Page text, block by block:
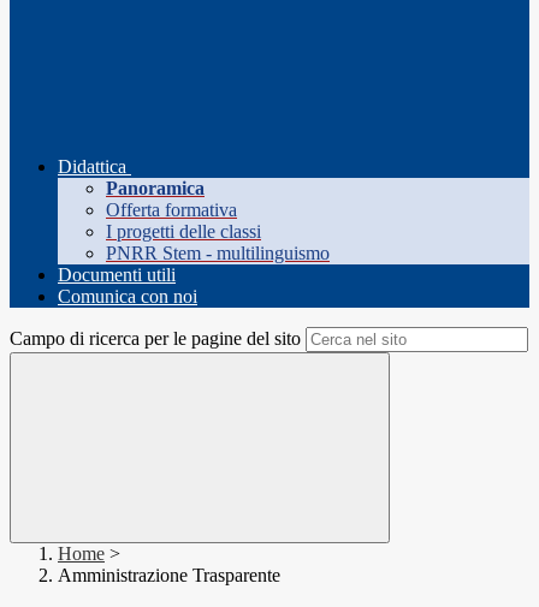
Didattica
Panoramica
Offerta formativa
I progetti delle classi
PNRR Stem - multilinguismo
Documenti utili
Comunica con noi
Campo di ricerca per le pagine del sito
Home >
Amministrazione Trasparente